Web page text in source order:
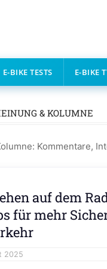
E-BIKE TESTS E-BIKE
& KOLUMNE
Kommentare,
auf dem
für mehr
2025